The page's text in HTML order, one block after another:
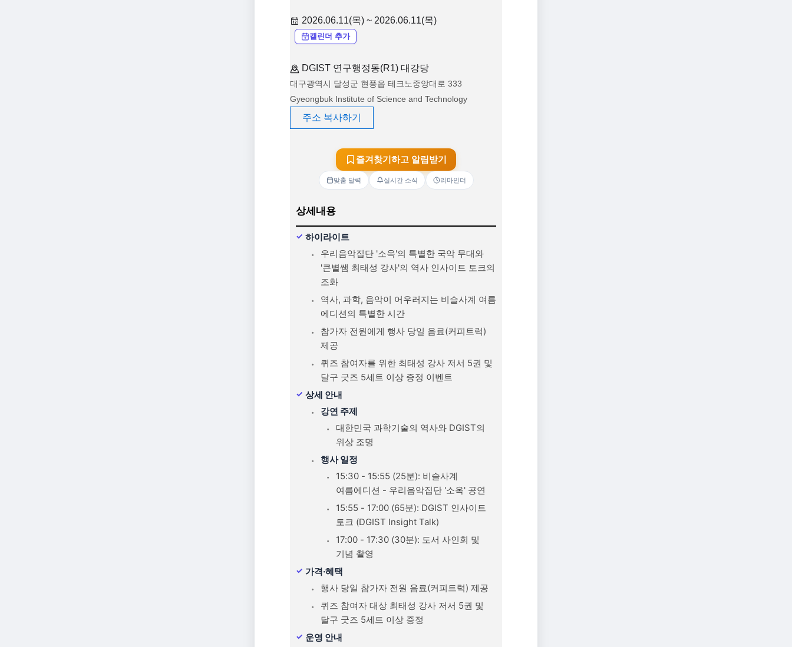
2026.06.11(목) ~ 2026.06.11(목)
캘린더 추가
DGIST 연구행정동(R1) 대강당
대구광역시 달성군 현풍읍 테크노중앙대로 333
Gyeongbuk Institute of Science and Technology
주소 복사하기
즐겨찾기하고 알림받기
맞춤 달력 실시간 소식 리마인더
상세내용
하이라이트
우리음악집단 '소옥'의 특별한 국악 무대와
'큰별쌤 최태성 강사'의 역사 인사이트 토크의
조화
역사, 과학, 음악이 어우러지는 비슬사계 여름
에디션의 특별한 시간
참가자 전원에게 행사 당일 음료(커피트럭)
제공
퀴즈 참여자를 위한 최태성 강사 저서 5권 및
달구 굿즈 5세트 이상 증정 이벤트
상세 안내
강연 주제
대한민국 과학기술의 역사와 DGIST의
위상 조명
행사 일정
15:30 - 15:55 (25분): 비슬사계
여름에디션 - 우리음악집단 '소옥' 공연
15:55 - 17:00 (65분): DGIST 인사이트
토크 (DGIST Insight Talk)
17:00 - 17:30 (30분): 도서 사인회 및
기념 촬영
가격·혜택
행사 당일 참가자 전원 음료(커피트럭) 제공
퀴즈 참여자 대상 최태성 강사 저서 5권 및
달구 굿즈 5세트 이상 증정
운영 안내